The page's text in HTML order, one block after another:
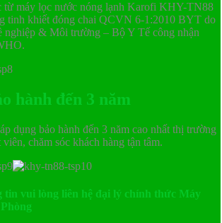
từ máy lọc nước nóng lạnh Karofi KHY-TN88
tinh khiết đóng chai QCVN 6-1:2010 BYT do
nghiệp & Môi trường – Bộ Y Tế công nhận
hành đến 3 năm
dụng bảo hành đến 3 năm cao nhất thị trường
chăm sóc khách hàng tận tâm.
tin vui lòng liên hệ đại lý chính thức Máy